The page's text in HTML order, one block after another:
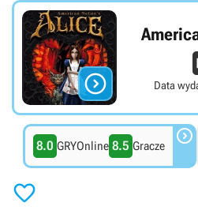
 Data
8.0 GRYOnline 8.5 Gracze 
